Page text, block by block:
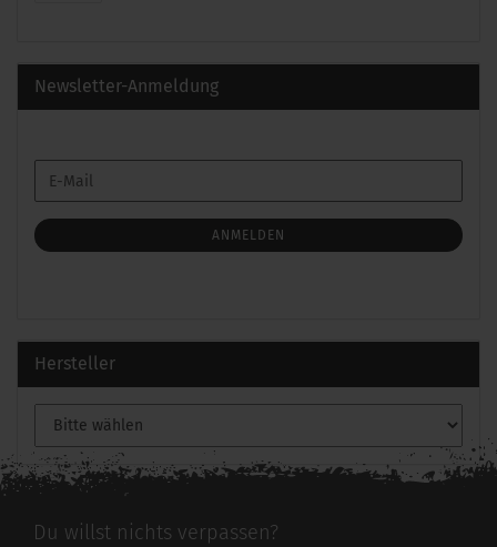
Newsletter-Anmeldung
ZUR
ANMELDUNG
E-
Mail
ANMELDEN
Hersteller
Du willst nichts verpassen?